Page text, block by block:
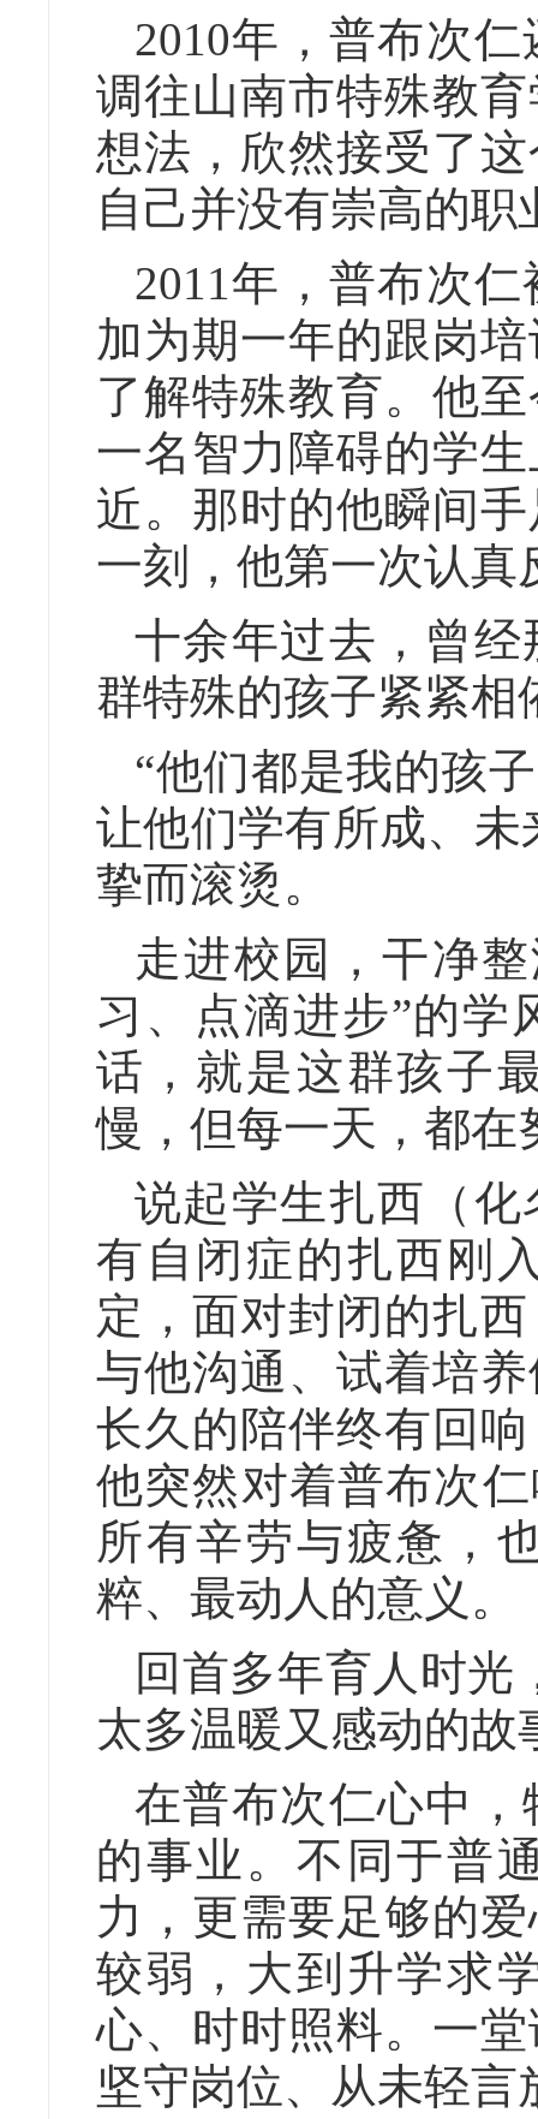
2010年，普布次
调往山南市特殊教
想法，欣然接受了
自己并没有崇高的
2011年，普布次
加为期一年的跟岗
了解特殊教育。他
一名智力障碍的学
近。那时的他瞬间
一刻，他第一次认真
十余年过去，曾
群特殊的孩子紧紧相
“他们都是我的孩
让他们学有所成、
挚而滚烫。
走进校园，干净
习、点滴进步”的学
话，就是这群孩子
慢，但每一天，都在
说起学生扎西（
有自闭症的扎西刚
定，面对封闭的扎
与他沟通、试着培
长久的陪伴终有回
他突然对着普布次
所有辛劳与疲惫，
粹、最动人的意义。
回首多年育人时光
太多温暖又感动的故
在普布次仁心中
的事业。不同于普
力，更需要足够的
较弱，大到升学求
心、时时照料。一
坚守岗位、从未轻言